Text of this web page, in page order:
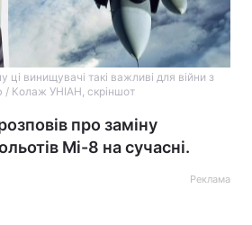
ці винищувачі такі важливі для війни з
/ Колаж УНІАН, скріншот
про заміну
Мі-8 на сучасні.
Реклама